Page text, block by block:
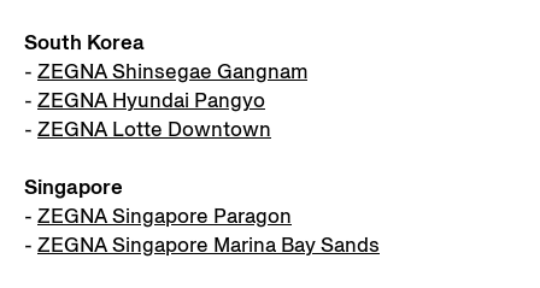
South Korea
- ZEGNA Shinsegae Gangnam
- ZEGNA Hyundai Pangyo
- ZEGNA Lotte Downtown
Singapore
- ZEGNA Singapore Paragon
- ZEGNA Singapore Marina Bay Sands